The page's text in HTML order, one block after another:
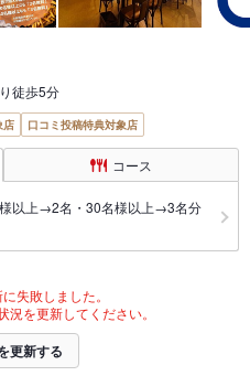
徒歩5分
店 口コミ投稿特典対象店
コース
以上→2名・30名様以上→3名分
失敗しました。
を更新してください。
更新する